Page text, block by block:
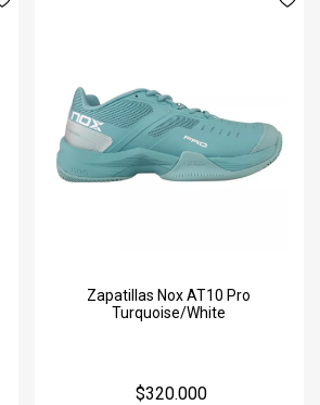
Zapatillas Nox AT10 Pro
Turquoise/White
$320.000